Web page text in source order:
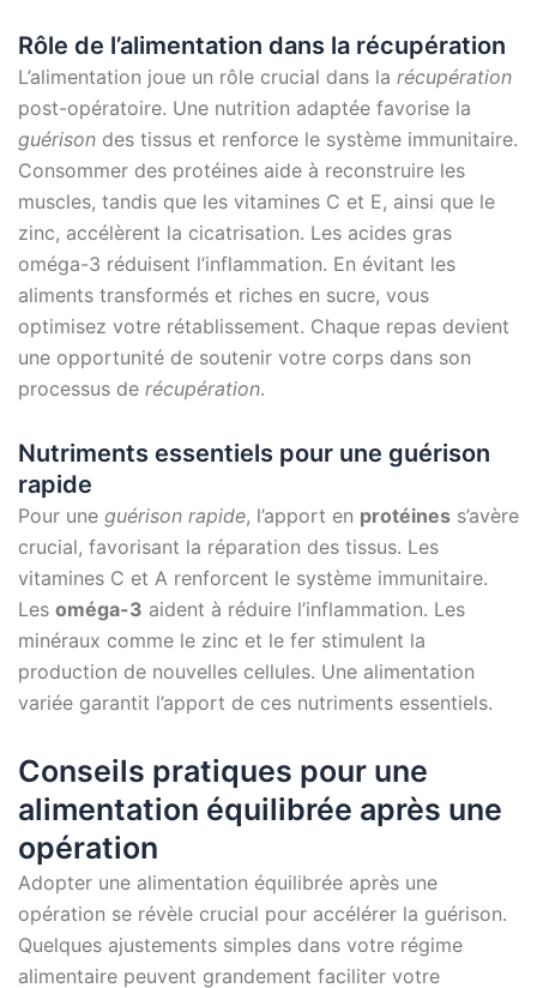
Rôle de l’alimentation dans la récupération
L’alimentation joue un rôle crucial dans la récupération
post-opératoire. Une nutrition adaptée favorise la
guérisondes tissus et renforce le système immunitaire.
Consommer des protéines aide à reconstruire les
muscles, tandis que les vitamines C et E, ainsi que le
zinc, accélèrent la cicatrisation. Les acides gras
oméga-3 réduisent l’inflammation. En évitant les
aliments transformés et riches en sucre, vous
optimisez votre rétablissement. Chaque repas devient
une opportunité de soutenir votre corps dans son
processus de récupération.
Nutriments essentiels pour une guérison
rapide
Pour une guérison rapide, l’apport en protéiness’avère
crucial, favorisant la réparation des tissus. Les
vitamines C et A renforcent le système immunitaire.
Les oméga-3 aident à réduire l’inflammation. Les
minéraux comme le zinc et le fer stimulent la
production de nouvelles cellules. Une alimentation
variée garantit l’apport de ces nutriments essentiels.
Conseils pratiques pour une
alimentation équilibrée après une
opération
Adopter une alimentation équilibrée après une
opération se révèle crucial pour accélérer la guérison.
Quelques ajustements simples dans votre régime
alimentaire peuvent grandement faciliter votre